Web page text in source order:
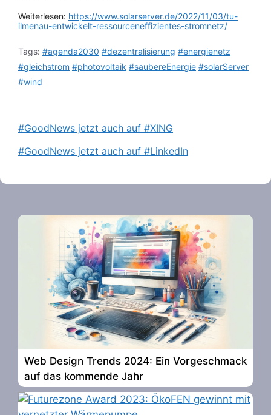
Weiterlesen: https://www.solarserver.de/2022/11/03/tu-
ilmenau-entwickelt-ressourceneffizientes-stromnetz/
Tags: #agenda2030 #dezentralisierung #energienetz
#gleichstrom #photovoltaik #saubereEnergie #solarServer
#wind
#GoodNews jetzt auch auf #XING
#GoodNews jetzt auch auf #LinkedIn
Web Design Trends 2024: Ein Vorgeschmack
auf das kommende Jahr